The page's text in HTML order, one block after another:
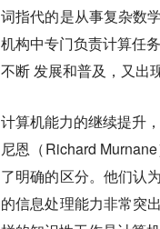
词指代的是从事复杂数
机构中专门负责计算任
不断 发展和普及，又出
计算机能力的继续提升
尼恩（Richard
了明确的区分。他们认
的信息处理能力非常突